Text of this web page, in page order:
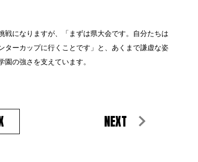
になりますが、「まずは県大会です。自分たちは
ーカップに行くことです」と、あくまで謙虚な姿
の強さを支えています。
NEXT